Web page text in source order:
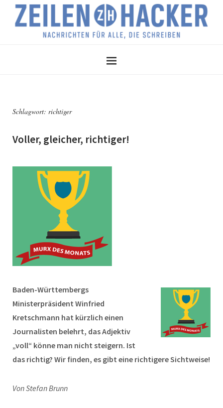
Schlagwort: richtiger
Voller, gleicher, richtiger!
Baden-Württembergs
Ministerpräsident Winfried
Kretschmann hat kürzlich einen
Journalisten belehrt, das Adjektiv
„voll“ könne man nicht steigern. Ist
das richtig? Wir finden, es gibt eine richtigere Sichtweise!
Von Stefan Brunn